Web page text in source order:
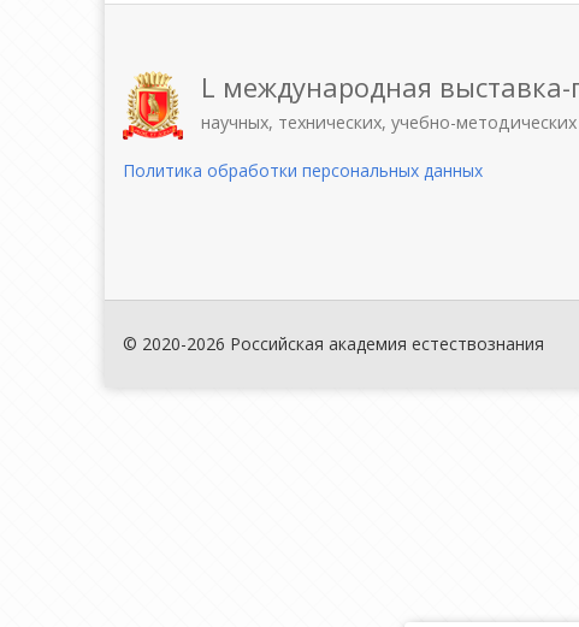
L международная выставка-
научных, технических, учебно-
Политика обработки персональных данных
© 2020-2026 Российская академия естествознания